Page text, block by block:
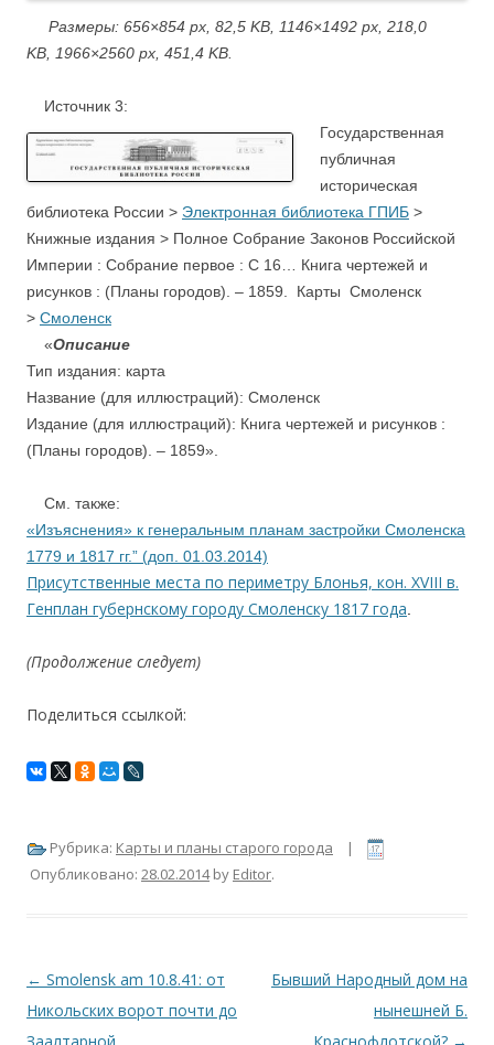
Размеры: 656×854 px, 82,5 KB, 1146×1492 px, 218,0
KB, 1966×2560 px, 451,4 KB.
Источник 3:
Государственная
публичная
историческая
библиотека России > Электронная библиотека ГПИБ >
Книжные издания > Полное Собрание Законов Российской
Империи : Собрание первое : С 16… Книга чертежей и
рисунков : (Планы городов). – 1859. Карты Смоленск
> Смоленск
«Описание
Тип издания: карта
Название (для иллюстраций): Смоленск
Издание (для иллюстраций): Книга чертежей и рисунков :
(Планы городов). – 1859».
См. также:
«Изъяснения» к генеральным планам застройки Смоленска
1779 и 1817 гг.” (доп. 01.03.2014)
Присутственные места по периметру Блонья, кон. XVIII в.
Генплан губернскому городу Смоленску 1817 года.
(Продолжение следует)
Поделиться ссылкой:
Рубрика: Карты и планы старого города |
Опубликовано: 28.02.2014by Editor.
Навигация по записям
← Smolensk am 10.8.41: от
Никольских ворот почти до
Бывший Народный дом на
нынешней Б.